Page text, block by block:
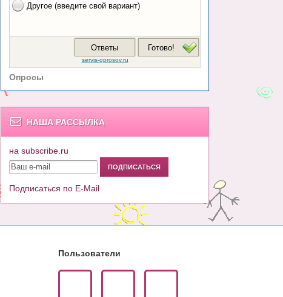
Опросы
НАША РАССЫЛКА
на subscribe.ru
Подписаться по E-Mail
Пользователи